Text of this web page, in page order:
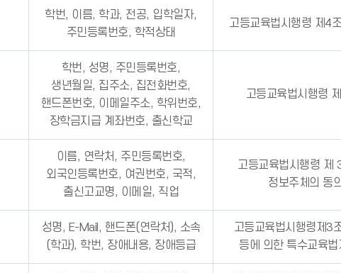
학번, 이름, 학과, 전공, 입학일자,
주민등록번호, 학적상태
고등교육법시행령 제4
학번, 성명, 주민등록번호,
생년월일, 집주소, 집전화번호,
핸드폰번호, 이메일주소, 학위번호,
장학금지급 계좌번호, 출신학교
고등교육법시행령
이름, 연락처, 주민등록번호,
외국인등록번호, 여권번호, 국적,
출신고교명, 이메일, 직업
고등교육법시행령 제
정보주체의 동의
성명, E-Mail, 핸드폰(연락처), 소속
(학과), 학번, 장애내용, 장애등급
고등교육법시행령제3
등에 의한 특수교육